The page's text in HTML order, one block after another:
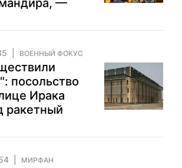
—
ВОЕННЫЙ ФОКУС
посольство
Ирака
ракетный
МИРФАН